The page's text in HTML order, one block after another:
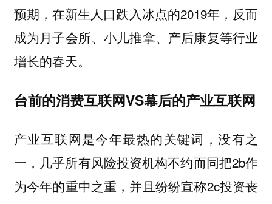
预期，在新生人口跌入冰点的2019年，反而
成为月子会所、小儿推拿、产后康复等行业
增长的春天。
台前的消费互联网VS幕后的产业互联网
产业互联网是今年最热的关键词，没有之
一，几乎所有风险投资机构不约而同把2b作
为今年的重中之重，并且纷纷宣称2c投资丧